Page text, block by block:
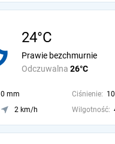
24°C
Odczuwalna 26°C
Prawie bezchmurnie
0 mm Ciśnienie:
2 km/h Wilgotność: